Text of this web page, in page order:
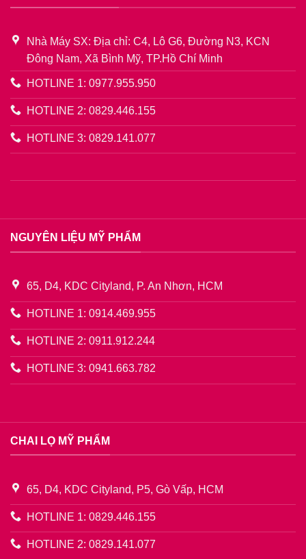
Nhà Máy SX: Địa chỉ: C4, Lô G6, Đường N3, KCN
Đông Nam, Xã Bình Mỹ, TP.Hồ Chí Minh
HOTLINE 1: 0977.955.950
HOTLINE 2: 0829.446.155
HOTLINE 3: 0829.141.077
NGUYÊN LIỆU MỸ PHẨM
65, D4, KDC Cityland, P. An Nhơn, HCM
HOTLINE 1: 0914.469.955
HOTLINE 2: 0911.912.244
HOTLINE 3: 0941.663.782
CHAI LỌ MỸ PHẨM
65, D4, KDC Cityland, P5, Gò Vấp, HCM
HOTLINE 1: 0829.446.155
HOTLINE 2: 0829.141.077